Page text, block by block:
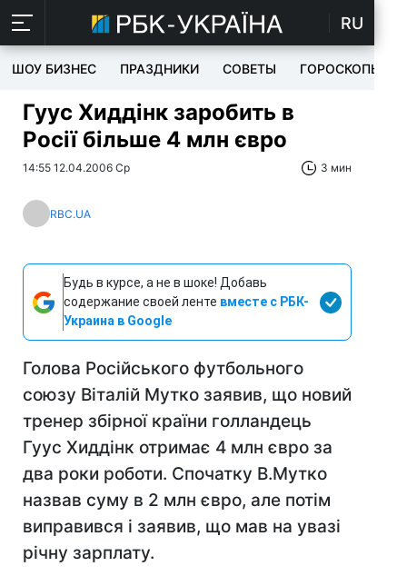
RU
ШОУ БИЗНЕС ПРАЗДНИКИ СОВЕТЫ ГОРОСКОПЫ
Гуус Хиддінк заробить в
Росії більше 4 млн євро
14:55 12.04.2006 Ср 3 мин
RBC.UA
Будь в курсе, а не в шоке! Добавь
содержание своей ленте вместе с РБК-
Украина в Google
Голова Російського футбольного
союзу Віталій Мутко заявив, що новий
тренер збірної країни голландець
Гуус Хиддінк отримає 4 млн євро за
два роки роботи. Спочатку В.Мутко
назвав суму в 2 млн євро, але потім
виправився і заявив, що мав на увазі
річну зарплату.